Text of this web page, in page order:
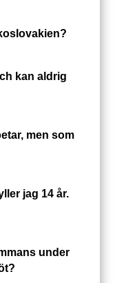
kan aldrig
men som
jag 14 år.
under